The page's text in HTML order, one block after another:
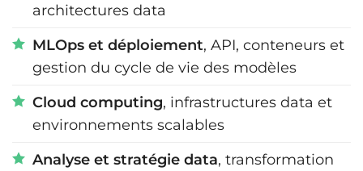
architectures data
MLOps et déploiement, API, conteneurs et
gestion du cycle de vie des modèles
Cloud computing, infrastructures data et
environnements scalables
Analyse et stratégie data, transformation